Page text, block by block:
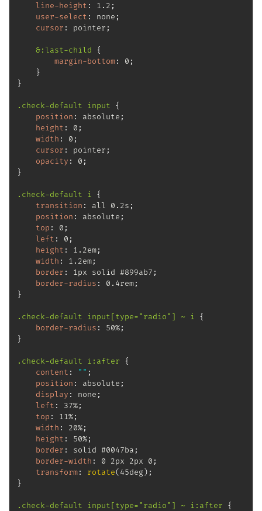
line-height : 1.2 ;
user-select : none ;
cursor : pointer ;
&:last-child
{
margin-bottom: 0 ;
}
}
.check-default input
{
position : absolute ;
height : 0 ;
width : 0 ;
cursor : pointer ;
opacity : 0 ;
}
.check-default i
{
transition : all 0.2s ;
position : absolute ;
top : 0 ;
left : 0 ;
height : 1.2em;
width : 1.2em;
border : 1px solid #899ab7 ;
border-radius : 0.4rem;
}
.check-default input[type="radio"] ~ i
{
border-radius : 50%;
}
.check-default i:after
{
content : "" ;
position : absolute ;
display : none ;
left : 37%;
top : 11%;
width : 20%;
height : 50%;
border : solid #0047ba ;
border-width : 0 2px 2px 0 ;
transform: rotate( 45deg) ;
}
.check-default input[type="radio"] ~ i:after
{